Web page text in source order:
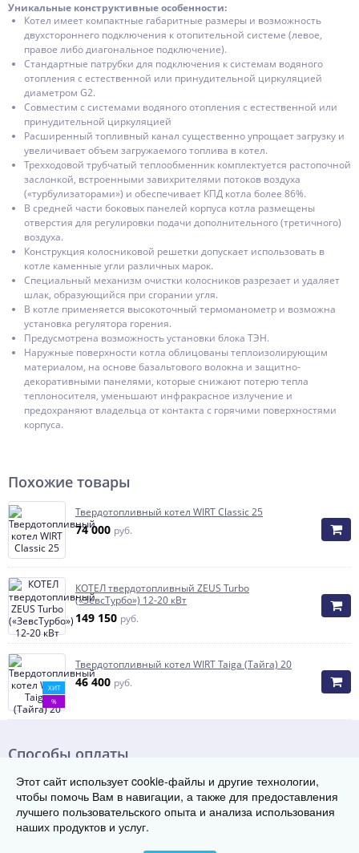
Уникальные конструктивные особенности:
Котел имеет компактные габаритные размеры и возможность
двухстороннего подключения к отопительной системе (левое,
правое либо диагональное подключение).
Стандартные патрубки для подключения к системам водяного
отопления с естественной или принудительной циркуляцией
диаметром G2.
Совместим с системами водяного отопления с естественной или
принудительной циркуляцией
Расширенный топливный канал существенно упрощает загрузку и
увеличивает объем загружаемого топлива в котел.
Трехходовой трубчатый теплообменник комплектуется растопочной
заслонкой, встроенными завихрителями потоков воздуха
(«турбулизаторами») и обеспечивает КПД котла более 86%.
В средней части боковых панелей корпуса котла размещены
отверстия для регулировки подачи дополнительного (третичного)
воздуха.
Конструкция колосниковой решетки допускает использовать в
котле каменные угли различных марок.
Специальный механизм очистки колосников разрезает и удаляет
шлак, образующийся при сгорании угля.
В котле применяется высокоточный термоманометр и возможна
установка регулятора горения.
Предусмотрена возможность установки блока ТЭН.
Наружные поверхности котла облицованы теплоизолирующим
материалом, на основе базальтового волокна и защитно-
декоративными панелями, которые снижают потерю тепла
теплоносителя, уменьшают инфракрасное излучение и
предохраняют владельца от контакта с горячими поверхностями
корпуса.
Похожие товары
Твердотопливный котел WIRT Classic 25
74 000 руб.
КОТЕЛ твердотопливный ZEUS Turbo
(«ЗевсТурбо») 12-20 кВт
149 150 руб.
ХИТ
%
Твердотопливный котел WIRT Taiga (Тайга) 20
46 400 руб.
Способы оплаты
© Группа заводов теплового оборудования «ТЭК», 2018-2026
620043 , г. Екатеринбург, ул. Начдива Васильева 3А, 3 этаж, оф. 308
Этот сайт использует cookie-файлы и другие технологии,
чтобы помочь Вам в навигации, а также для предоставления
лучшего пользовательского опыта и анализа использования
наших продуктов и услуг.